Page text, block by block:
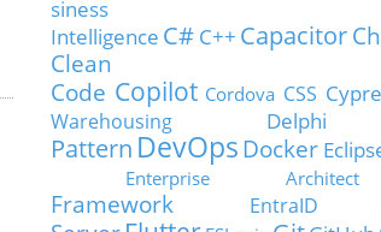
siness
Intelligence C# C++ Capacitor
Clean
Code Copilot Cordova CSS
Warehousing
Delphi
Pattern DevOps Docker
Enterprise Architect
Framework
EntraID